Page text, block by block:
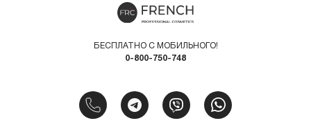
БЕСПЛАТНО С МОБИЛЬНОГО!
0-800-750-748